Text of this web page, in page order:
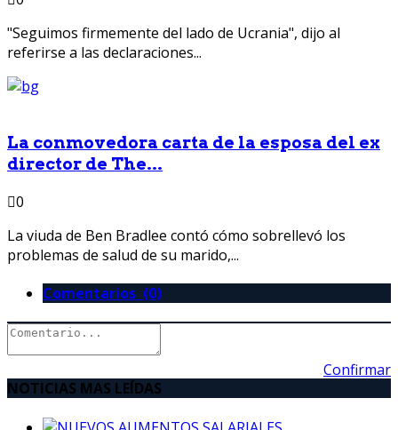
"Seguimos firmemente del lado de Ucrania", dijo al
referirse a las declaraciones...
La conmovedora carta de la esposa del ex
director de The...
0
La viuda de Ben Bradlee contó cómo sobrellevó los
problemas de salud de su marido,...
Comentarios (0)
Confirmar
NOTICIAS MAS LEÍDAS